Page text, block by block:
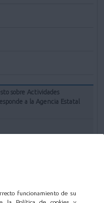
funcionamiento de su
sobre Actividades
a la Agencia Estatal